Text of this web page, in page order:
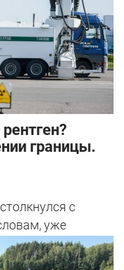
границы.
с
уже
при...